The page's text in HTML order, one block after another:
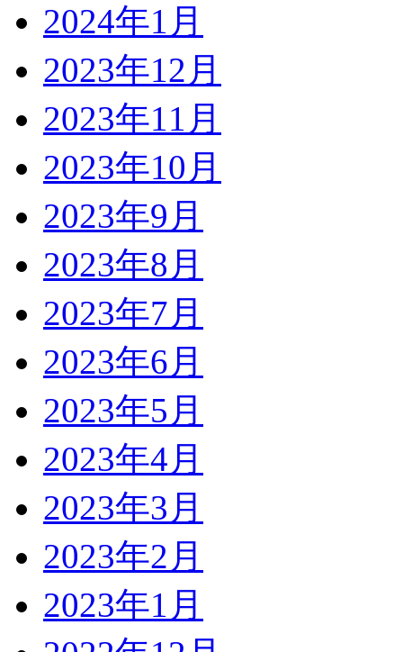
2024年1月
2023年12月
2023年11月
2023年10月
2023年9月
2023年8月
2023年7月
2023年6月
2023年5月
2023年4月
2023年3月
2023年2月
2023年1月